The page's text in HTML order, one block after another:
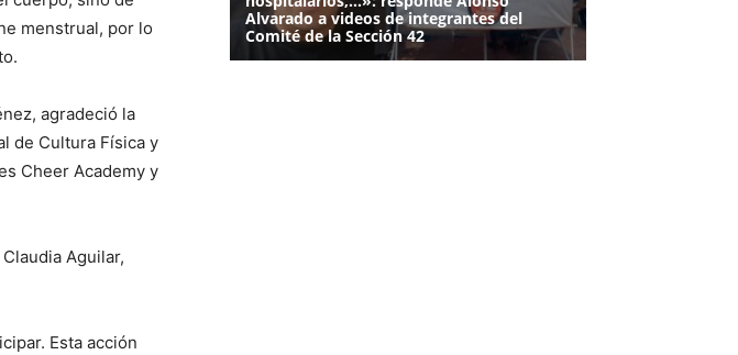
menstrual, por lo
agradeció la
de Cultura Física y
Cheer Academy y
Aguilar,
Esta acción